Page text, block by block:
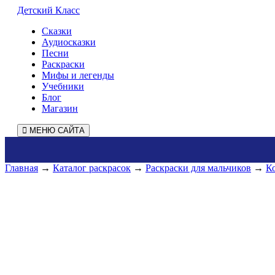
Детский Класс
Сказки
Аудиосказки
Песни
Раскраски
Мифы и легенды
Учебники
Блог
Магазин
МЕНЮ САЙТА
Главная → Каталог раскрасок → Раскраски для мальчиков →